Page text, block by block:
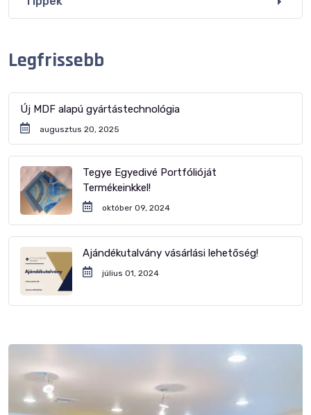
Legfrissebb
Új MDF alapú gyártástechnológia
augusztus 20, 2025
Tegye Egyedivé Portfólióját
Termékeinkkel!
október 09, 2024
Ajándékutalvány vásárlási lehetőség!
július 01, 2024